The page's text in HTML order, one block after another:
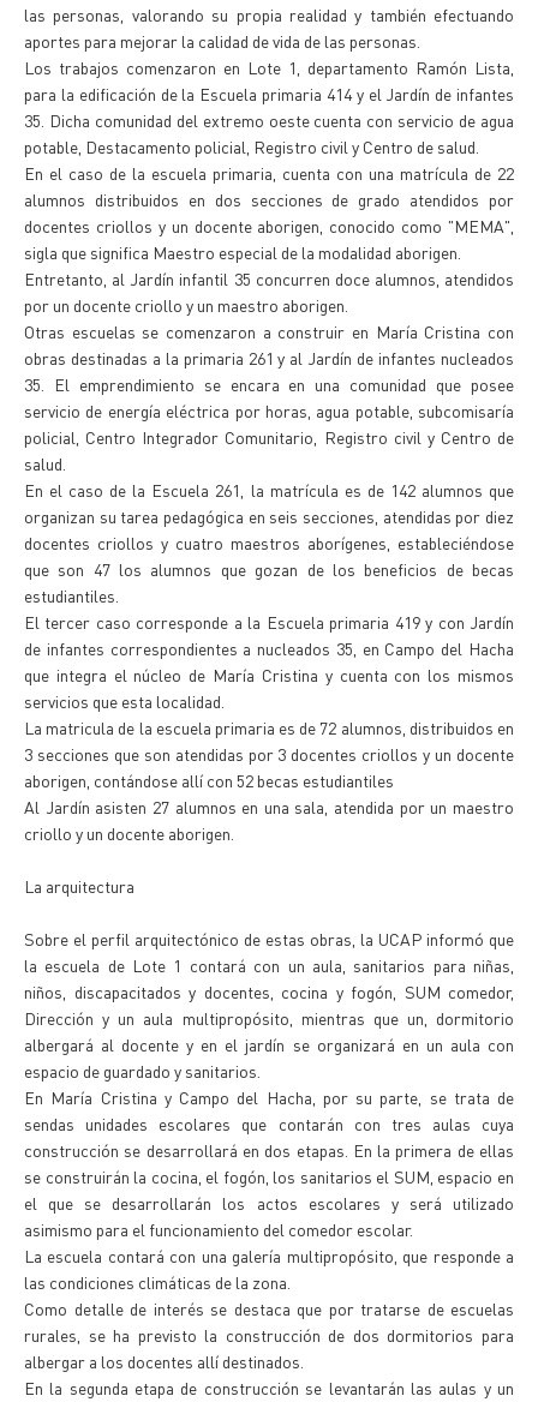
las personas, valorando su propia realidad y también efectuando
aportes para mejorar la calidad de vida de las personas.
Los trabajos comenzaron en Lote 1, departamento Ramón Lista,
para la edificación de la Escuela primaria 414 y el Jardín de infantes
35. Dicha comunidad del extremo oeste cuenta con servicio de agua
potable, Destacamento policial, Registro civil y Centro de salud.
En el caso de la escuela primaria, cuenta con una matrícula de 22
alumnos distribuidos en dos secciones de grado atendidos por
docentes criollos y un docente aborigen, conocido como "MEMA",
sigla que significa Maestro especial de la modalidad aborigen.
Entretanto, al Jardín infantil 35 concurren doce alumnos, atendidos
por un docente criollo y un maestro aborigen.
Otras escuelas se comenzaron a construir en María Cristina con
obras destinadas a la primaria 261 y al Jardín de infantes nucleados
35. El emprendimiento se encara en una comunidad que posee
servicio de energía eléctrica por horas, agua potable, subcomisaría
policial, Centro Integrador Comunitario, Registro civil y Centro de
salud.
En el caso de la Escuela 261, la matrícula es de 142 alumnos que
organizan su tarea pedagógica en seis secciones, atendidas por diez
docentes criollos y cuatro maestros aborígenes, estableciéndose
que son 47 los alumnos que gozan de los beneficios de becas
estudiantiles.
El tercer caso corresponde a la Escuela primaria 419 y con Jardín
de infantes correspondientes a nucleados 35, en Campo del Hacha
que integra el núcleo de María Cristina y cuenta con los mismos
servicios que esta localidad.
La matricula de la escuela primaria es de 72 alumnos, distribuidos en
3 secciones que son atendidas por 3 docentes criollos y un docente
aborigen, contándose allí con 52 becas estudiantiles
Al Jardín asisten 27 alumnos en una sala, atendida por un maestro
criollo y un docente aborigen.
La arquitectura
Sobre el perfil arquitectónico de estas obras, la UCAP informó que
la escuela de Lote 1 contará con un aula, sanitarios para niñas,
niños, discapacitados y docentes, cocina y fogón, SUM comedor,
Dirección y un aula multipropósito, mientras que un, dormitorio
albergará al docente y en el jardín se organizará en un aula con
espacio de guardado y sanitarios.
En María Cristina y Campo del Hacha, por su parte, se trata de
sendas unidades escolares que contarán con tres aulas cuya
construcción se desarrollará en dos etapas. En la primera de ellas
se construirán la cocina, el fogón, los sanitarios el SUM, espacio en
el que se desarrollarán los actos escolares y será utilizado
asimismo para el funcionamiento del comedor escolar.
La escuela contará con una galería multipropósito, que responde a
las condiciones climáticas de la zona.
Como detalle de interés se destaca que por tratarse de escuelas
rurales, se ha previsto la construcción de dos dormitorios para
albergar a los docentes allí destinados.
En la segunda etapa de construcción se levantarán las aulas y un